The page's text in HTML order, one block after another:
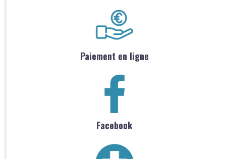
Paiement en ligne
Facebook